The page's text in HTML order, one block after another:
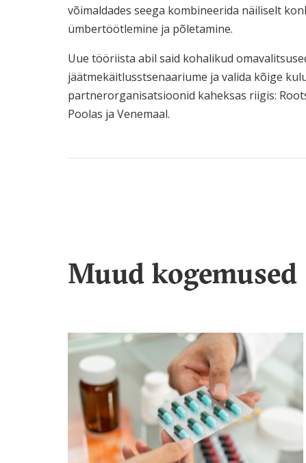
võimaldades seega kombineerida näiliselt
ümbertöötlemine ja põletamine.
Uue tööriista abil said kohalikud
jäätmekäitlusstsenaariume ja valida kõige
partnerorganisatsioonid kaheksas riigis:
Poolas ja Venemaal.
Muud kogemused